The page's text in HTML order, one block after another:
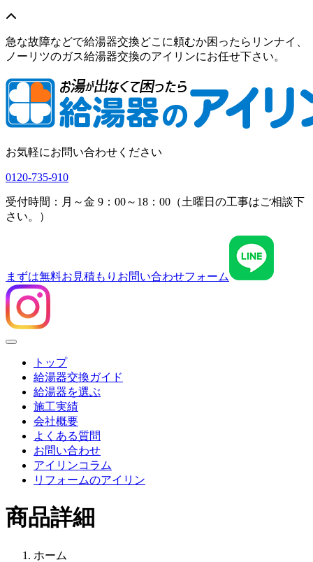
急な故障などで給湯器交換どこに頼むか困ったらリンナイ、
ノーリツのガス給湯器交換のアイリンにお任せ下さい。
お気軽にお問い合わせください
0120-735-910
受付時間：月～金 9：00～18：00（土曜日の工事はご相談下
さい。）
まずは無料お見積もり お問い合わせフォーム
Menu
トップ
給湯器交換ガイド
給湯器を選ぶ
施工実績
会社概要
よくある質問
お問い合わせ
アイリンコラム
リフォームのアイリン
商品詳細
ホーム